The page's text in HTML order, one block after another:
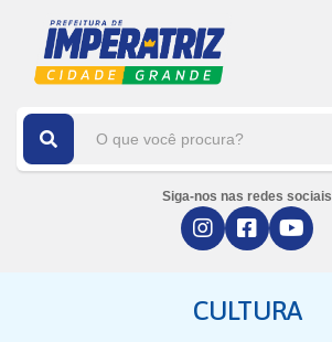
Siga-nos nas redes sociais
CULTURA